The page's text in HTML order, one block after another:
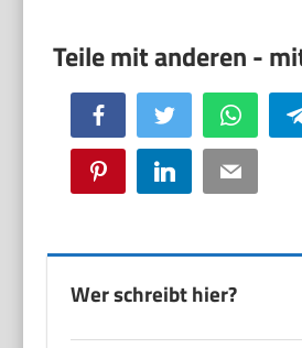
Facebook Twitter WhatsApp
Pinterest LinkedIn Email
Wer schreibt hier?